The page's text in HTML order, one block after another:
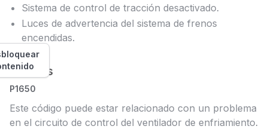
Sistema de control de tracción desactivado.
Luces de advertencia del sistema de frenos
encendidas.
Causas
P1650
Este código puede estar relacionado con un problema
en el circuito de control del ventilador de enfriamiento.